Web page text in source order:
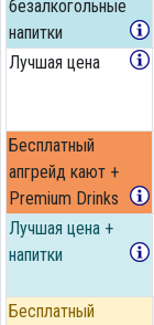
безалкогольные
напитки
Лучшая цена
Бесплатный
апгрейд кают +
Premium Drinks
Лучшая цена +
напитки
Бесплатный